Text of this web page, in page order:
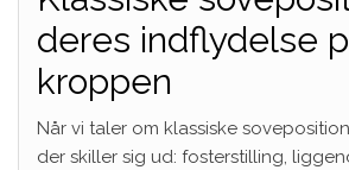
deres indflydelse
kroppen
Når vi taler om klassiske
der skiller sig ud: fosterstilling,